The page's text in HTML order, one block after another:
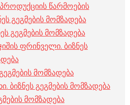
პროდუქციის წარმოების
გეგმების მომზადება
გეგმების მომზადება
ფრინველი. ბიზნეს
მომზადება
ბიზნეს გეგმების მომზადება
მომზადება